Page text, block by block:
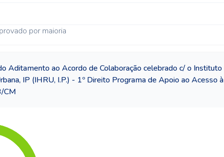
por maioria
Aditamento ao Acordo de Colaboração celebrado c/ o Instituto
IP (IHRU, I.P.) - 1º Direito Programa de Apoio ao Acesso à
CM